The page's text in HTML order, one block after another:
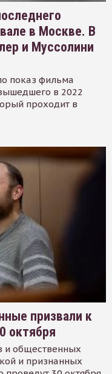
в Москве. В
и Муссолини
показ фильма
в 2022
проходит в
призвали к
октября
и общественных
и признанных